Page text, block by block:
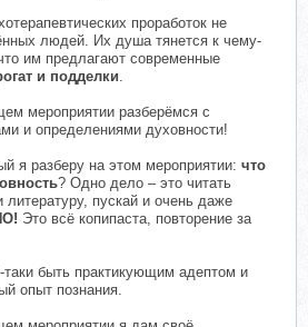
проработок не
людей. Их душа тянется к чему-
им предлагают современные
и подделки.
мероприятии разберёмся с
и определениями духовности!
я разберу на этом мероприятии: что
? Одно дело – это читать
пускай и очень даже
Это всё копипаста, повторение за
таки быть практикующим адептом и
опыт познания.